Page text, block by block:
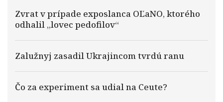
Zvrat v prípade exposlanca OĽaNO, ktorého
odhalil „lovec pedofilov“
Zalužnyj zasadil Ukrajincom tvrdú ranu
Čo za experiment sa udial na Ceute?